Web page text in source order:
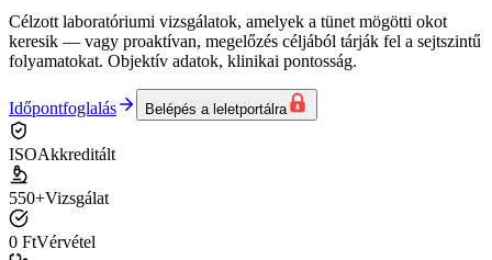
Célzott laboratóriumi vizsgálatok, amelyek a tünet mögötti okot
keresik — vagy proaktívan, megelőzés céljából tárják fel a sejtszintű
folyamatokat. Objektív adatok, klinikai pontosság.
Időpontfoglalás Belépés a leletportálra
ISOAkkreditált
550+Vizsgálat
0 FtVérvétel